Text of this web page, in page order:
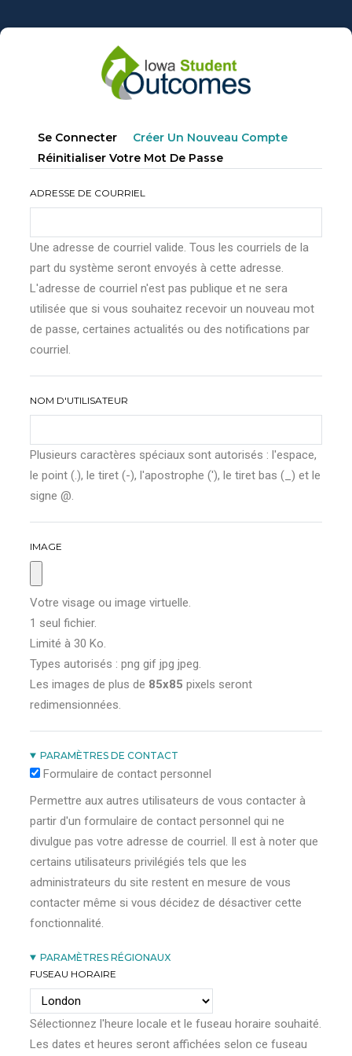
au
Onglets
principaux
Se Connecter Créer Un Nouveau Compte
Réinitialiser Votre Mot De Passe
ADRESSE DE COURRIEL
Une adresse de courriel valide. Tous les courriels de la
part du système seront envoyés à cette adresse.
L'adresse de courriel n'est pas publique et ne sera
utilisée que si vous souhaitez recevoir un nouveau mot
de passe, certaines actualités ou des notifications par
courriel.
NOM D'UTILISATEUR
Plusieurs caractères spéciaux sont autorisés : l'espace,
le point (.), le tiret (-), l'apostrophe ('), le tiret bas (_) et le
signe @.
IMAGE
Votre visage ou image virtuelle.
1 seul fichier.
Limité à 30 Ko.
Types autorisés : png gif jpg jpeg.
Les images de plus de 85x85 pixels seront
redimensionnées.
PARAMÈTRES DE CONTACT
Formulaire de contact personnel
Permettre aux autres utilisateurs de vous contacter à
partir d'un formulaire de contact personnel qui ne
divulgue pas votre adresse de courriel. Il est à noter que
certains utilisateurs privilégiés tels que les
administrateurs du site restent en mesure de vous
contacter même si vous décidez de désactiver cette
fonctionnalité.
PARAMÈTRES RÉGIONAUX
FUSEAU HORAIRE
Sélectionnez l'heure locale et le fuseau horaire souhaité.
Les dates et heures seront affichées selon ce fuseau